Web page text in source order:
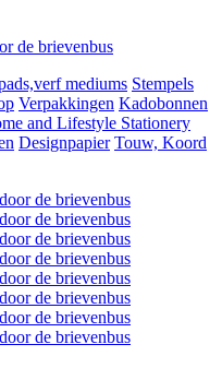
de brievenbus
mediums Stempels
Verpakkingen Kadobonnen
and Lifestyle Stationery
Designpapier Touw, Koord